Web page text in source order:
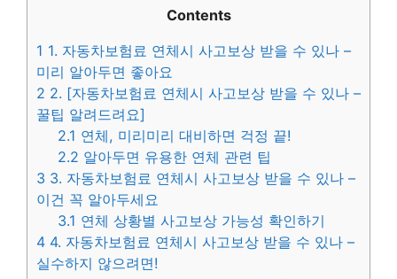
Contents
1 1. 자동차보험료 연체시 사고보상 받을 수 있나 –
미리 알아두면 좋아요
2 2. [자동차보험료 연체시 사고보상 받을 수 있나 –
꿀팁 알려드려요]
2.1 연체, 미리미리 대비하면 걱정 끝!
2.2 알아두면 유용한 연체 관련 팁
3 3. 자동차보험료 연체시 사고보상 받을 수 있나 –
이건 꼭 알아두세요
3.1 연체 상황별 사고보상 가능성 확인하기
4 4. 자동차보험료 연체시 사고보상 받을 수 있나 –
실수하지 않으려면!